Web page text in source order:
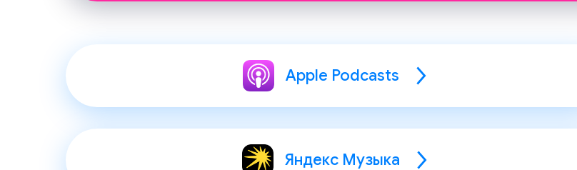
Apple Podcasts
Яндекс Музыка